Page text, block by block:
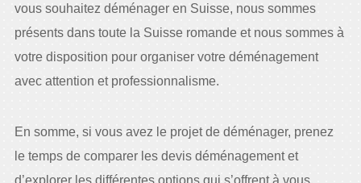
vous souhaitez déménager en Suisse, nous sommes
présents dans toute la Suisse romande et nous sommes à
votre disposition pour organiser votre déménagement
avec attention et professionnalisme.
En somme, si vous avez le projet de déménager, prenez
le temps de comparer les devis déménagement et
d’explorer les différentes options qui s’offrent à vous.